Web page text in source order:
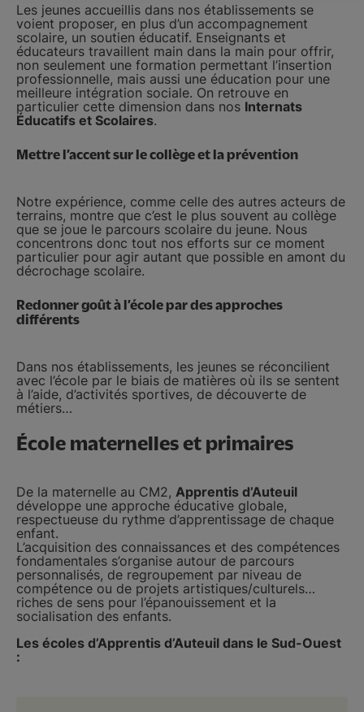
Les jeunes accueillis dans nos établissements se
voient proposer, en plus d’un accompagnement
scolaire, un soutien éducatif. Enseignants et
éducateurs travaillent main dans la main pour offrir,
non seulement une formation permettant l’insertion
professionnelle, mais aussi une éducation pour une
meilleure intégration sociale. On retrouve en
particulier cette dimension dans nos Internats
Éducatifs et Scolaires.
Mettre l’accent sur le collège et la prévention
Notre expérience, comme celle des autres acteurs de
terrains, montre que c’est le plus souvent au collège
que se joue le parcours scolaire du jeune. Nous
concentrons donc tout nos efforts sur ce moment
particulier pour agir autant que possible en amont du
décrochage scolaire.
Redonner goût à l’école par des approches
différents
Dans nos établissements, les jeunes se réconcilient
avec l’école par le biais de matières où ils se sentent
à l’aide, d’activités sportives, de découverte de
métiers…
École maternelles et primaires
De la maternelle au CM2, Apprentis d’Auteuil
développe une approche éducative globale,
respectueuse du rythme d’apprentissage de chaque
enfant.
L’acquisition des connaissances et des compétences
fondamentales s’organise autour de parcours
personnalisés, de regroupement par niveau de
compétence ou de projets artistiques/culturels…
riches de sens pour l’épanouissement et la
socialisation des enfants.
Les écoles d’Apprentis d’Auteuil dans le Sud-Ouest
: